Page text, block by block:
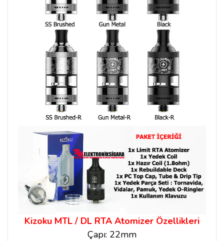
Kizoku MTL / DL RTA Atomizer Özellikleri
Çapı: 22mm